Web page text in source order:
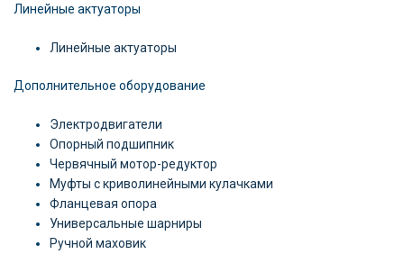
Линейные актуаторы
Линейные актуаторы
Дополнительное оборудование
Электродвигатели
Опорный подшипник
Червячный мотор-редуктор
Муфты с криволинейными кулачками
Фланцевая опора
Универсальные шарниры
Ручной маховик